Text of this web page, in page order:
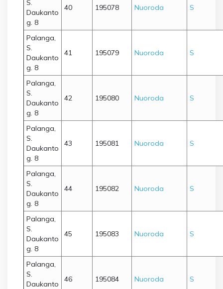
S.
Daukanto
g. 8
40 195078 Nuoroda S
Palanga,
S.
Daukanto
g. 8
41 195079 Nuoroda S
Palanga,
S.
Daukanto
g. 8
42 195080 Nuoroda S
Palanga,
S.
Daukanto
g. 8
43 195081 Nuoroda S
Palanga,
S.
Daukanto
g. 8
44 195082 Nuoroda S
Palanga,
S.
Daukanto
g. 8
45 195083 Nuoroda S
Palanga,
S.
Daukanto
46 195084 Nuoroda S